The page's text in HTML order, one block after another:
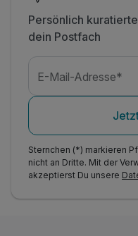
Persönlich
dein Postfach
E-Mail-Adresse*
Sternchen (*) markieren
nicht an Dritte. Mit der
akzeptierst Du unsere